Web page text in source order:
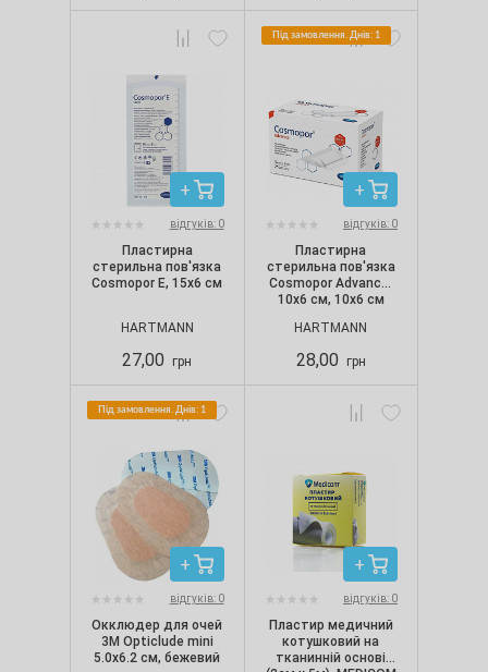
відгуків: 0
Пластирна
стерильна пов'язка
Cosmopor Е, 15х6 см
HARTMANN
27,00 грн
Під замовлення. Днів: 1
відгуків: 0
Пластирна
стерильна пов'язка
Cosmopor Advance,
10х6 см, 10х6 см
HARTMANN
28,00 грн
Під замовлення. Днів: 1
відгуків: 0
Окклюдер для очей
3M Opticlude mini
5.0х6.2 см, бежевий
відгуків: 0
Пластир медичний
котушковий на
тканинній основі